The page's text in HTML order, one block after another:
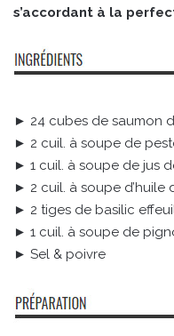
s’accordant à la
► 24 cubes de saumon
► 2 cuil. à soupe de
► 1 cuil. à soupe de jus
► 2 cuil. à soupe d’huile
► 2 tiges de basilic
► 1 cuil. à soupe de
► Sel & poivre